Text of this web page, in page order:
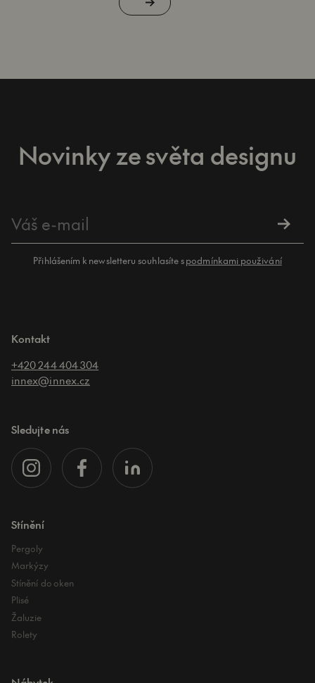
Novinky ze světa designu
Přihlášením k newsletteru souhlasíte spodmínkami použivání
Kontakt
+420 244 404 304
innex@innex.cz
Sledujte nás
Stínění
Pergoly
Markýzy
Stínění do oken
Plisé
Žaluzie
Rolety